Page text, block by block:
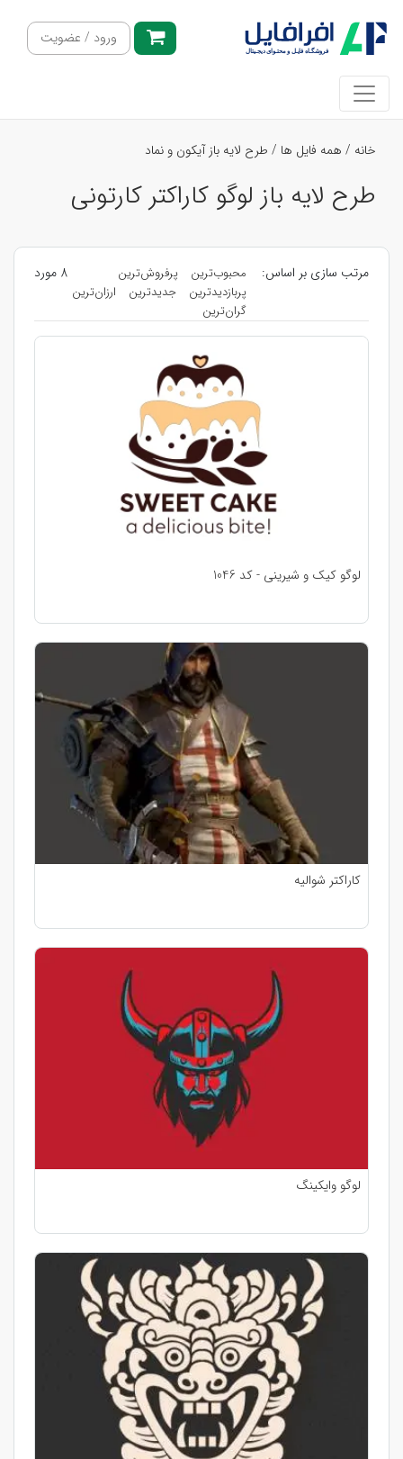
ورود / عضویت
خانه / همه فایل ها / طرح لایه باز آیکون و نماد
طرح لایه باز لوگو کاراکتر کارتونی
مرتب سازی بر اساس: محبوب‌ترین
پرفروش‌ترین
پربازدیدترین
جدیدترین
ارزان‌ترین
گران‌ترین
8 مورد
لوگو کیک و شیرینی - کد 1046
کاراکتر شوالیه
لوگو وایکینگ